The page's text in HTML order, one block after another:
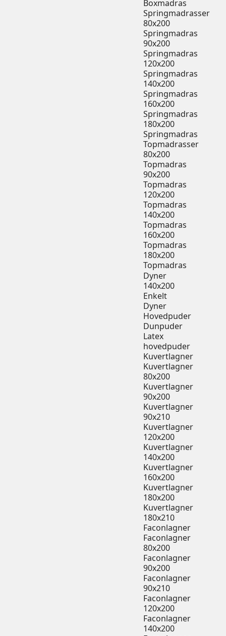
Boxmadras
Springmadrasser
80x200
Springmadras
90x200
Springmadras
120x200
Springmadras
140x200
Springmadras
160x200
Springmadras
180x200
Springmadras
Topmadrasser
80x200
Topmadras
90x200
Topmadras
120x200
Topmadras
140x200
Topmadras
160x200
Topmadras
180x200
Topmadras
Dyner
140x200
Enkelt
Dyner
Hovedpuder
Dunpuder
Latex
hovedpuder
Kuvertlagner
Kuvertlagner
80x200
Kuvertlagner
90x200
Kuvertlagner
90x210
Kuvertlagner
120x200
Kuvertlagner
140x200
Kuvertlagner
160x200
Kuvertlagner
180x200
Kuvertlagner
180x210
Faconlagner
Faconlagner
80x200
Faconlagner
90x200
Faconlagner
90x210
Faconlagner
120x200
Faconlagner
140x200